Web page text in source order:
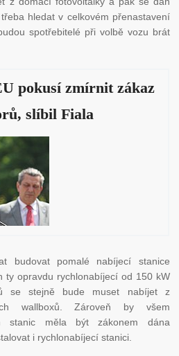
hledat v celkovém přenastavení
spotřebitelé při volbě vozu brát
pokusí zmírnit zákaz
slíbil Fiala
budovat pomalé nabíjecí stanice
ty opravdu rychlonabíjecí od 150 kW
se stejně bude muset nabíjet z
wallboxů. Zároveň by všem
stanic měla být zákonem dána
i rychlonabíjecí stanici.